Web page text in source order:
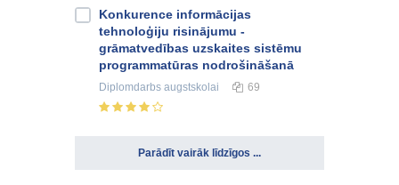
Konkurence informācijas
tehnoloģiju risinājumu -
grāmatvedības uzskaites sistēmu
programmatūras nodrošināšanā
Diplomdarbs augstskolai 69
Parādīt vairāk līdzīgos ...